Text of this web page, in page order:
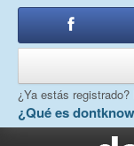
¿Qué es
¿Ya estás registrado?